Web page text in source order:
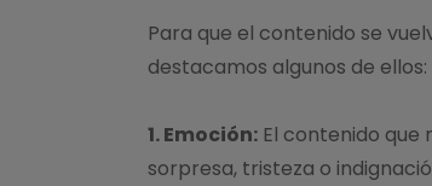
Para que el contenido se
destacamos algunos de ellos:
1. Emoción: El contenido que
sorpresa, tristeza o